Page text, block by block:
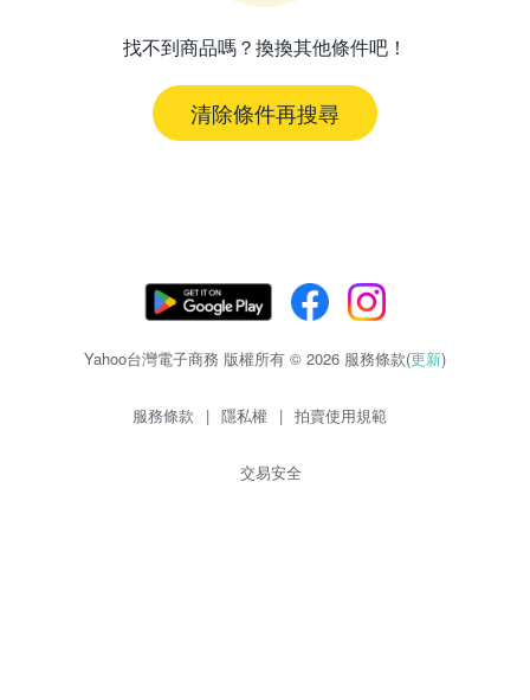
找不到商品嗎？換換其他條件吧！
清除條件再搜尋
Yahoo台灣電子商務 版權所有 © 2026 服務條款(更新)
服務條款 | 隱私權 | 拍賣使用規範
交易安全